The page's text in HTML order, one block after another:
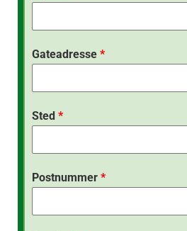
Gateadresse *
Sted *
Postnummer *